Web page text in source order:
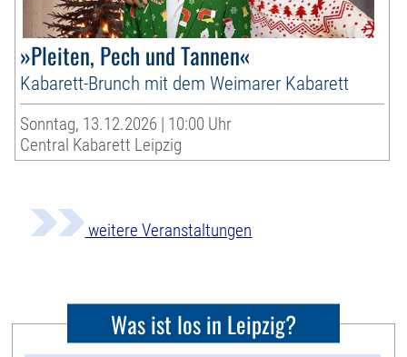
»Pleiten, Pech und Tannen«
Kabarett-Brunch mit dem Weimarer Kabarett
Sonntag, 13.12.2026 | 10:00 Uhr
Central Kabarett Leipzig
weitere Veranstaltungen
Was ist los in Leipzig?